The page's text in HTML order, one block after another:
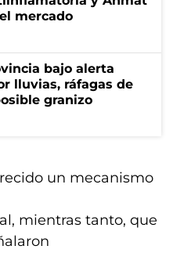
mercado
bajo alerta
lluvias, ráfagas de
granizo
un mecanismo
mientras tanto, que